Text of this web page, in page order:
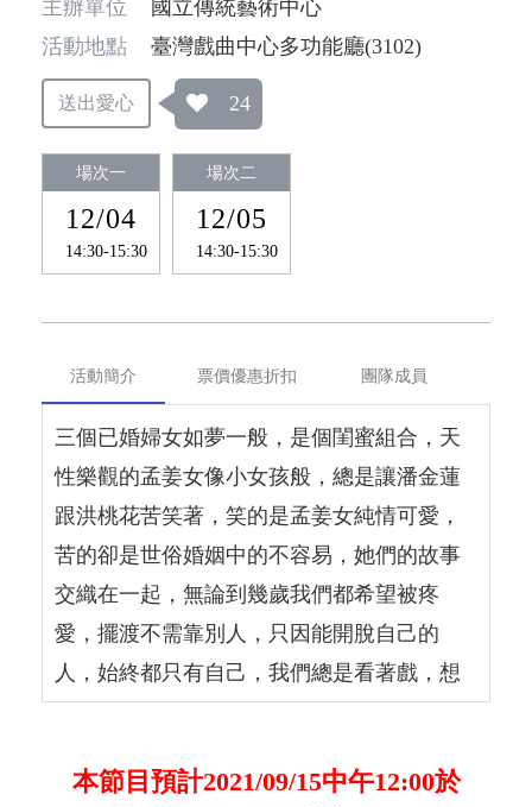
主辦單位
國立傳統藝術中心
活動地點
臺灣戲曲中心多功能廳(3102)
送出愛心 24
場次一
12/04
14:30-15:30
場次二
12/05
14:30-15:30
活動簡介 票價優惠折扣 團隊成員
三個已婚婦女如夢一般，是個閨蜜組合，天
性樂觀的孟姜女像小女孩般，總是讓潘金蓮
跟洪桃花苦笑著，笑的是孟姜女純情可愛，
苦的卻是世俗婚姻中的不容易，她們的故事
交織在一起，無論到幾歲我們都希望被疼
愛，擺渡不需靠別人，只因能開脫自己的
人，始終都只有自己，我們總是看著戲，想
本節目預計2021/09/15中午12:00於